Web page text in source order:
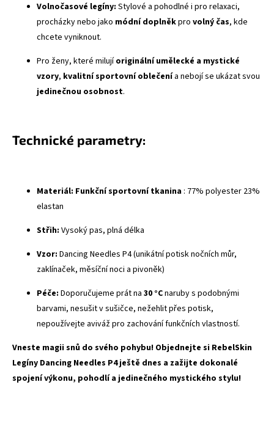
Volnočasové legíny: Stylové a pohodlné i pro relaxaci,
procházky nebo jako módní doplněkpro volný čas, kde
chcete vyniknout.
Pro ženy, které milujíoriginální umělecké a mystické
vzory, kvalitní sportovní oblečenía nebojí se ukázat svou
jedinečnou osobnost.
Technické parametry:
Materiál: Funkční sportovní tkanina : 77% polyester 23%
elastan
Střih: Vysoký pas, plná délka
Vzor: Dancing Needles P4 (unikátní potisk nočních můr,
zaklínaček, měsíční noci a pivoněk)
Péče: Doporučujeme prát na 30 °Cnaruby s podobnými
barvami, nesušit v sušičce, nežehlit přes potisk,
nepoužívejte aviváž pro zachování funkčních vlastností.
Vneste magii snů do svého pohybu! Objednejte si RebelSkin
Legíny Dancing Needles P4 ještě dnes a zažijte dokonalé
spojení výkonu, pohodlí a jedinečného mystického stylu!